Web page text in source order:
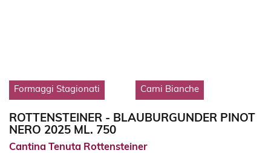
Formaggi Stagionati Carni Bianche
ROTTENSTEINER - BLAUBURGUNDER PINOT
NERO 2025 ML. 750
Cantina Tenuta Rottensteiner